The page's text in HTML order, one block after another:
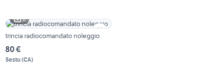
6
trincia radiocomandato noleggio
80 €
Sestu(CA)